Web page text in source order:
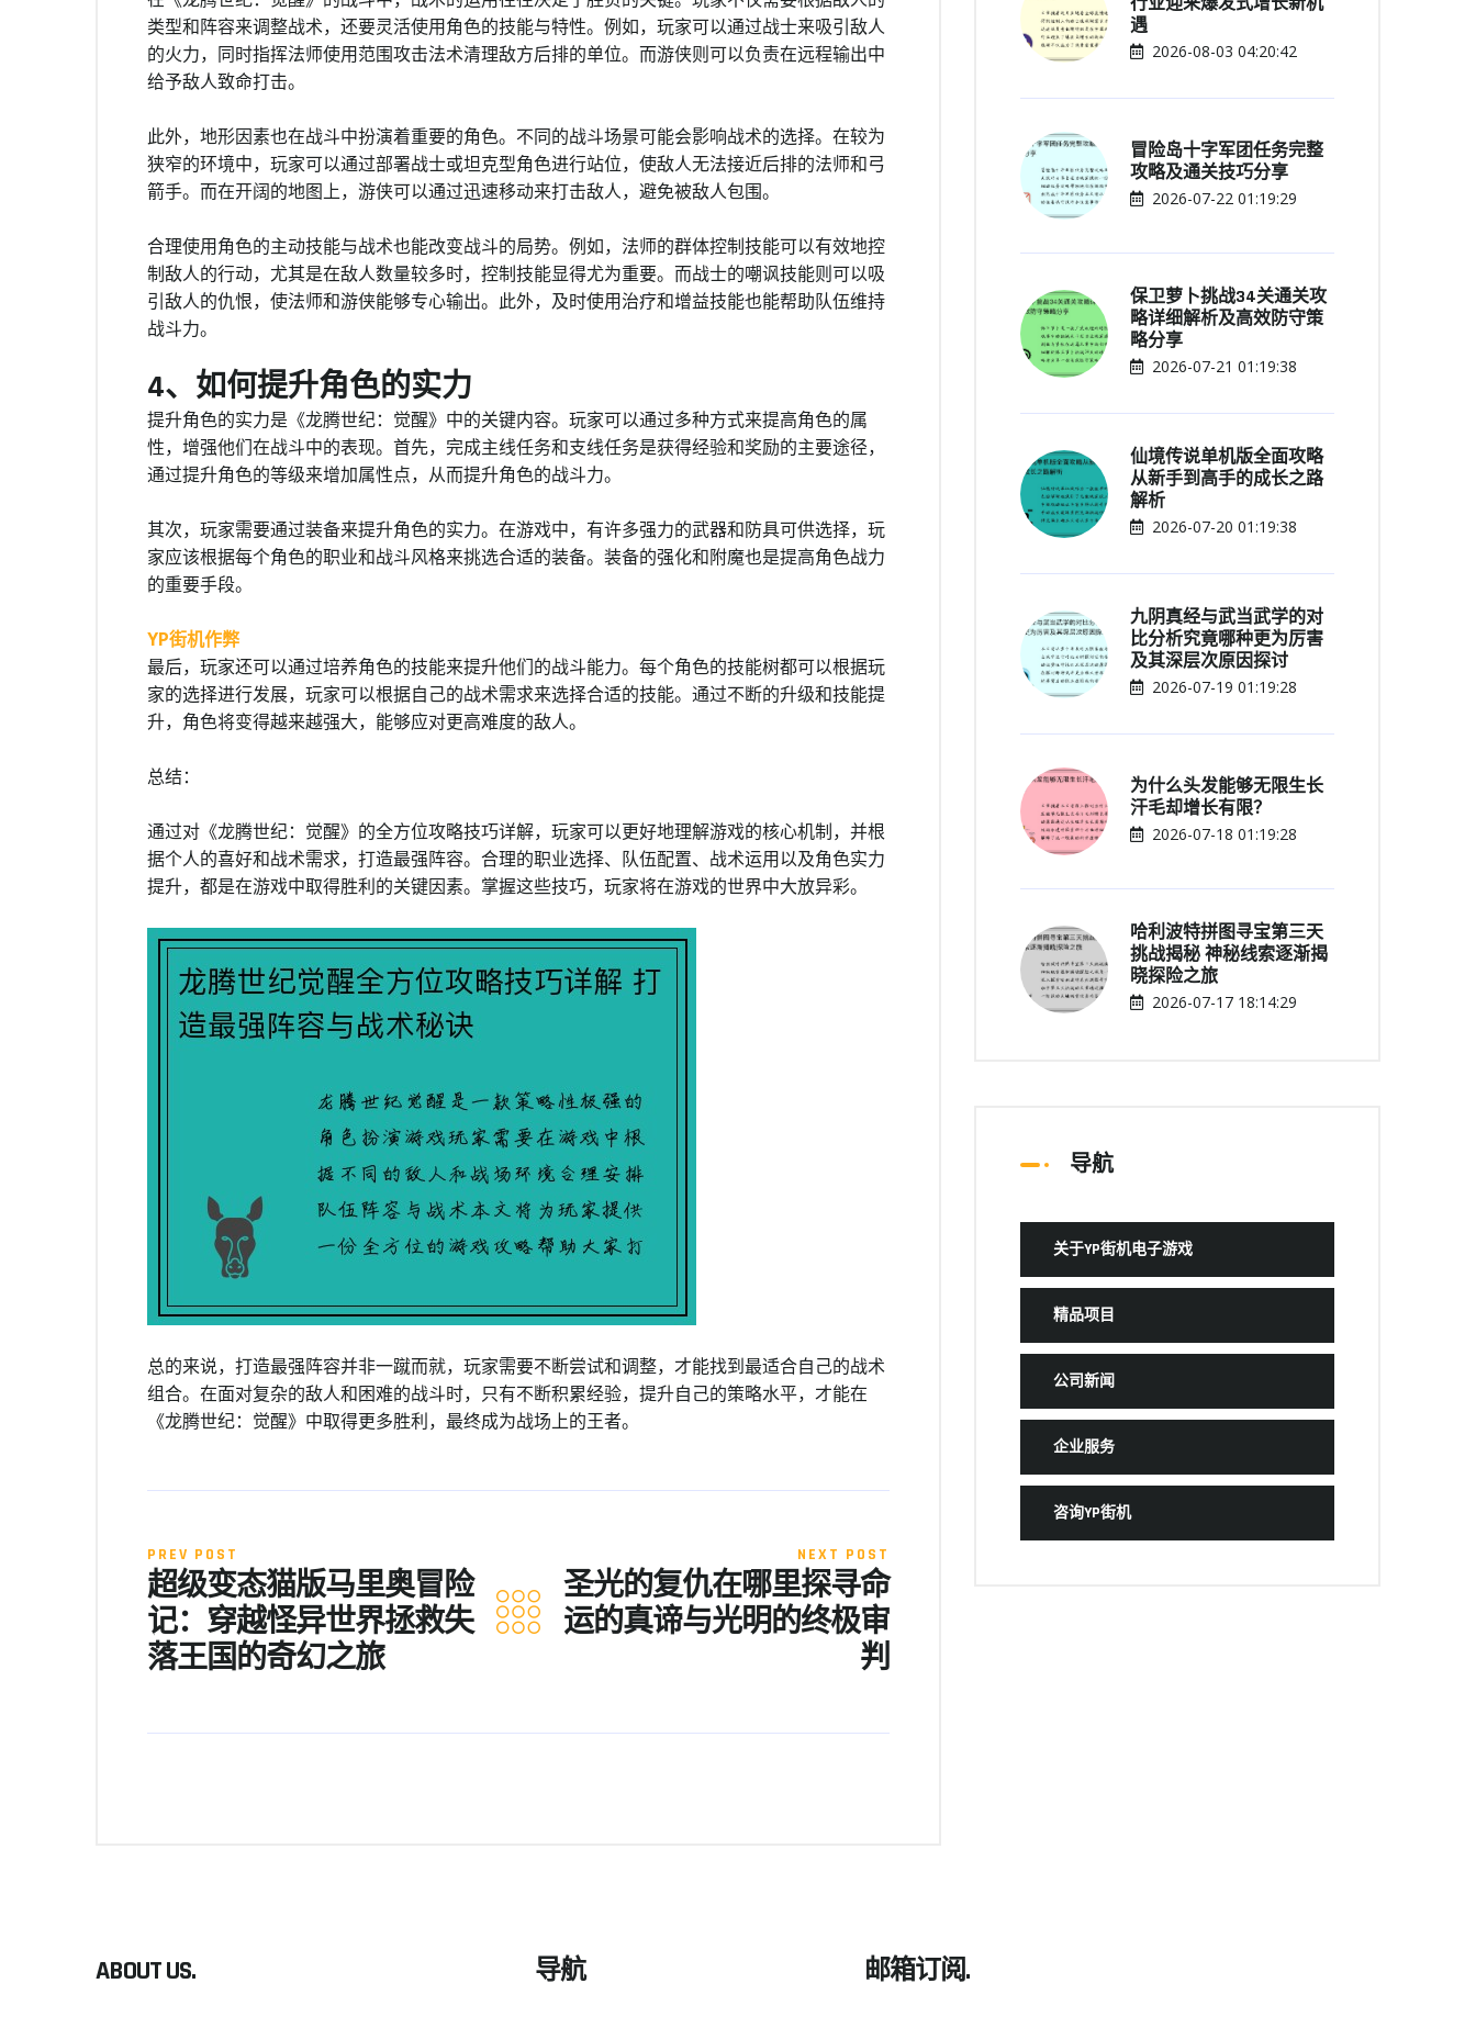
类型和阵容来调整战术，还要灵活使用角色的技能与特性。例如，玩家可以通过战士来吸引敌人
的火力，同时指挥法师使用范围攻击法术清理敌方后排的单位。而游侠则可以负责在远程输出中
给予敌人致命打击。
此外，地形因素也在战斗中扮演着重要的角色。不同的战斗场景可能会影响战术的选择。在较为
狭窄的环境中，玩家可以通过部署战士或坦克型角色进行站位，使敌人无法接近后排的法师和弓
箭手。而在开阔的地图上，游侠可以通过迅速移动来打击敌人，避免被敌人包围。
合理使用角色的主动技能与战术也能改变战斗的局势。例如，法师的群体控制技能可以有效地控
制敌人的行动，尤其是在敌人数量较多时，控制技能显得尤为重要。而战士的嘲讽技能则可以吸
引敌人的仇恨，使法师和游侠能够专心输出。此外，及时使用治疗和增益技能也能帮助队伍维持
战斗力。
4、如何提升角色的实力
提升角色的实力是《龙腾世纪：觉醒》中的关键内容。玩家可以通过多种方式来提高角色的属
性，增强他们在战斗中的表现。首先，完成主线任务和支线任务是获得经验和奖励的主要途径，
通过提升角色的等级来增加属性点，从而提升角色的战斗力。
其次，玩家需要通过装备来提升角色的实力。在游戏中，有许多强力的武器和防具可供选择，玩
家应该根据每个角色的职业和战斗风格来挑选合适的装备。装备的强化和附魔也是提高角色战力
的重要手段。
YP街机作弊
最后，玩家还可以通过培养角色的技能来提升他们的战斗能力。每个角色的技能树都可以根据玩
家的选择进行发展，玩家可以根据自己的战术需求来选择合适的技能。通过不断的升级和技能提
升，角色将变得越来越强大，能够应对更高难度的敌人。
总结：
通过对《龙腾世纪：觉醒》的全方位攻略技巧详解，玩家可以更好地理解游戏的核心机制，并根
据个人的喜好和战术需求，打造最强阵容。合理的职业选择、队伍配置、战术运用以及角色实力
提升，都是在游戏中取得胜利的关键因素。掌握这些技巧，玩家将在游戏的世界中大放异彩。
总的来说，打造最强阵容并非一蹴而就，玩家需要不断尝试和调整，才能找到最适合自己的战术
组合。在面对复杂的敌人和困难的战斗时，只有不断积累经验，提升自己的策略水平，才能在
《龙腾世纪：觉醒》中取得更多胜利，最终成为战场上的王者。
PREV POST
超级变态猫版马里奥冒险
记：穿越怪异世界拯救失
落王国的奇幻之旅
NEXT POST
圣光的复仇在哪里探寻命
运的真谛与光明的终极审
判
遇
2026-08-03 04:20:42
冒险岛十字军团任务完整
攻略及通关技巧分享
2026-07-22 01:19:29
保卫萝卜挑战34关通关攻
略详细解析及高效防守策
略分享
2026-07-21 01:19:38
仙境传说单机版全面攻略
从新手到高手的成长之路
解析
2026-07-20 01:19:38
九阴真经与武当武学的对
比分析究竟哪种更为厉害
及其深层次原因探讨
2026-07-19 01:19:28
为什么头发能够无限生长
汗毛却增长有限？
2026-07-18 01:19:28
哈利波特拼图寻宝第三天
挑战揭秘 神秘线索逐渐揭
晓探险之旅
2026-07-17 18:14:29
导航
关于YP街机电子游戏
精品项目
公司新闻
企业服务
咨询YP街机
ABOUT US. 导航 邮箱订阅.